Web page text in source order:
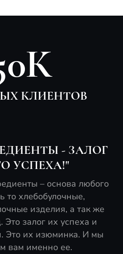
КЛИЕНТОВ
- ЗАЛОГ
УСПЕХА!"
– основа любого
то хлебобулочные,
изделия, а так же
залог их успеха и
Это их изюминка. И мы
вам именно ее.